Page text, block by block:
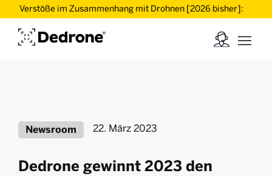
Verstöße im Zusammenhang mit Drohnen [2026 bisher]:
Newsroom 22. März 2023
Dedrone gewinnt 2023 den